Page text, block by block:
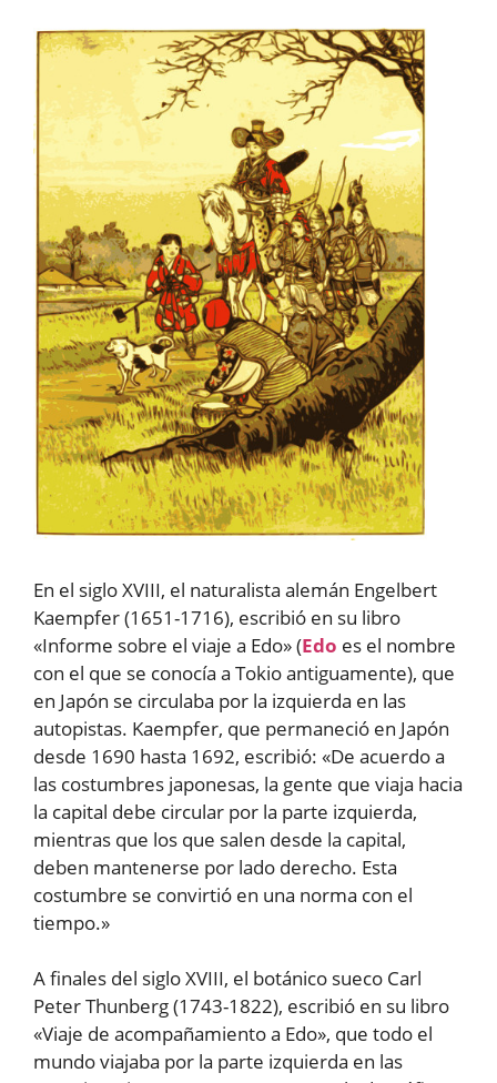
En el siglo XVIII, el naturalista alemán Engelbert
Kaempfer (1651-1716), escribió en su libro
«Informe sobre el viaje a Edo» (Edo es el nombre
con el que se conocía a Tokio antiguamente), que
en Japón se circulaba por la izquierda en las
autopistas. Kaempfer, que permaneció en Japón
desde 1690 hasta 1692, escribió: «De acuerdo a
las costumbres japonesas, la gente que viaja hacia
la capital debe circular por la parte izquierda,
mientras que los que salen desde la capital,
deben mantenerse por lado derecho. Esta
costumbre se convirtió en una norma con el
tiempo.»
A finales del siglo XVIII, el botánico sueco Carl
Peter Thunberg (1743-1822), escribió en su libro
«Viaje de acompañamiento a Edo», que todo el
mundo viajaba por la parte izquierda en las